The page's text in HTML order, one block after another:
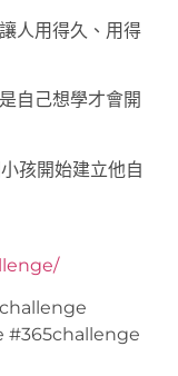
人用得久、用得
自己想學才會開
孩開始建立他自
#365challenge